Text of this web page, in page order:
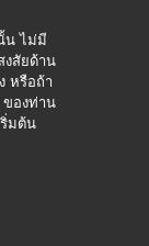
น ไม่มี
สัยด้าน
หรือถ้า
ของท่าน
มต้น